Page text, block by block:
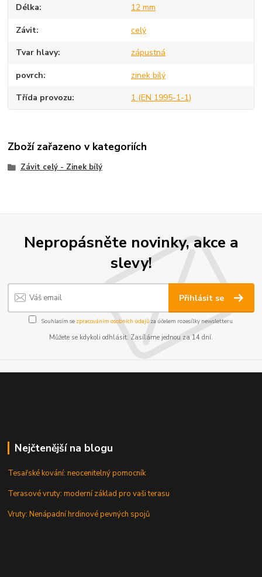
Délka 12 mm
Závit celý
Tvar hlavy zápustná
povrch zinek bílý
Třída provozu 1 (EN 1995-1-1)
Zboží zařazeno v kategoriích
Závit celý - Zinek bílý
Nepropásněte novinky, akce a
slevy!
Přihlásit se
Souhlasím se zpracováním osobních údajůza účelem rozesílky newsletteru.
Můžete se kdykoli odhlásit. Zasíláme jednou za 14 dní.
Nejčtenější na blogu
Tesařské kování: neocenitelný pomocník
Terasové vruty: moderní základ pro vaši terasu
Vruty: Nenápadní hrdinové pevných spojů